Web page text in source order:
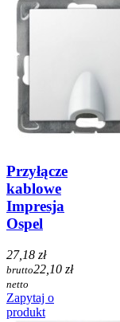
Przyłącze
kablowe
Impresja
Ospel
27,18 zł
brutto22,10 zł
netto
Zapytaj o
produkt